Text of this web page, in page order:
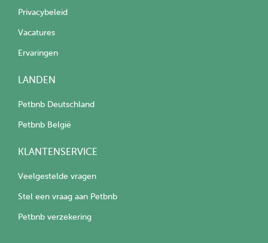
Privacybeleid
Vacatures
Ervaringen
LANDEN
Petbnb Deutschland
Petbnb België
KLANTENSERVICE
Veelgestelde vragen
Stel een vraag aan Petbnb
Petbnb verzekering